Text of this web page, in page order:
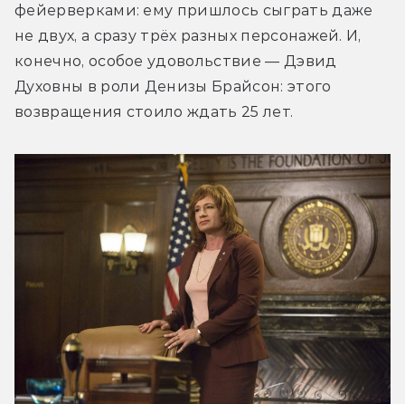
фейерверками: ему пришлось сыграть даже
не двух, а сразу трёх разных персонажей. И,
конечно, особое удовольствие — Дэвид
Духовны в роли Денизы Брайсон: этого
возвращения стоило ждать 25 лет.